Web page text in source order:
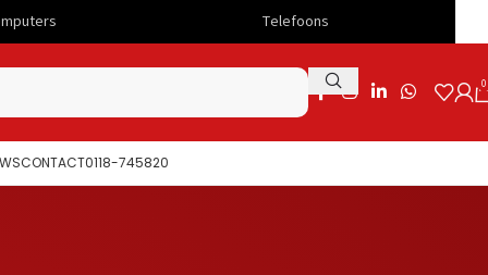
0
CONTACT0118-745820